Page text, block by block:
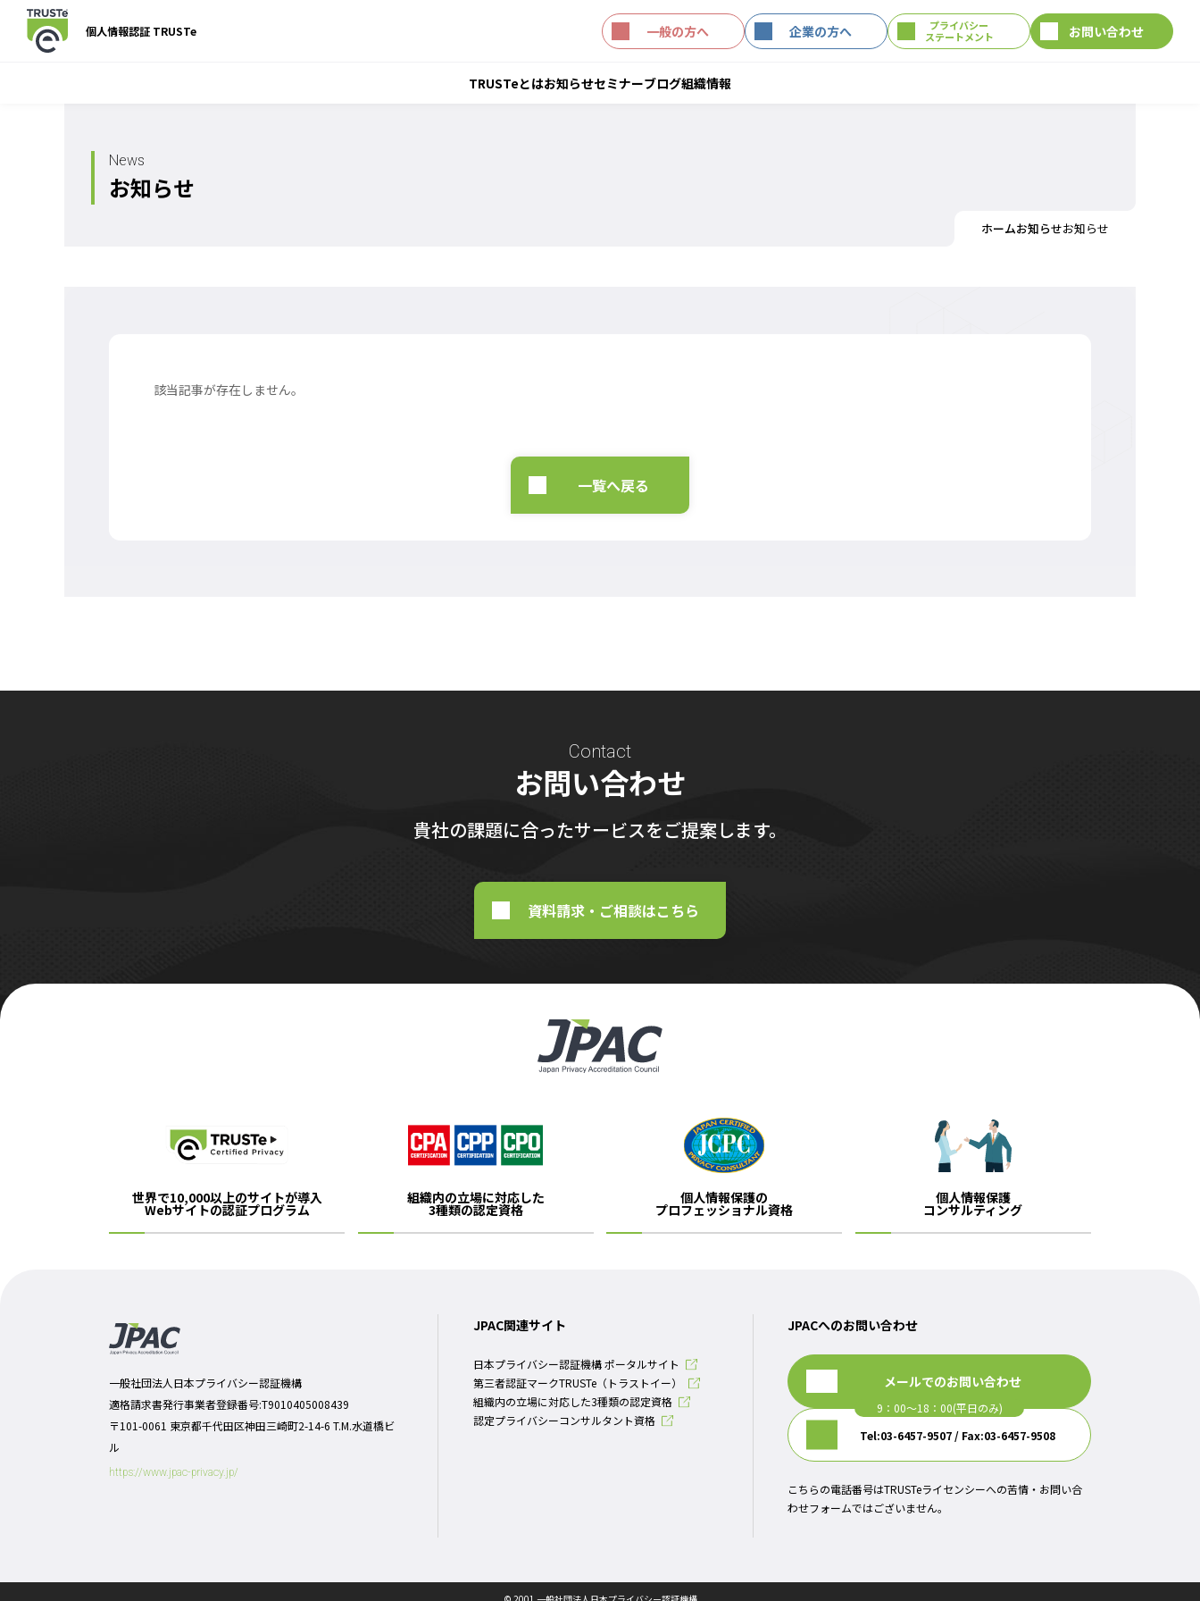
個人情報認証 TRUSTe 一般の方へ 企業の方へ
プライバシー
ステートメント
お問い合わせ
TRUSTeとはお知らせセミナーブログ組織情報
News
お知らせ
ホームお知らせお知らせ
該当記事が存在しません。
一覧へ戻る
Contact
お問い合わせ
貴社の課題に合ったサービスをご提案します。
資料請求・ご相談はこちら
世界で10,000以上のサイトが導入
Webサイトの認証プログラム
組織内の立場に対応した
3種類の認定資格
個人情報保護の
プロフェッショナル資格
個人情報保護
コンサルティング
一般社団法人日本プライバシー認証機構
適格請求書発行事業者登録番号:T9010405008439
〒101-0061 東京都千代田区神田三崎町2-14-6 T.M.水道橋ビ
ル
https://www.jpac-privacy.jp/
JPAC関連サイト
日本プライバシー認証機構 ポータルサイト
第三者認証マークTRUSTe（トラストイー）
組織内の立場に対応した3種類の認定資格
認定プライバシーコンサルタント資格
JPACへのお問い合わせ
メールでのお問い合わせ
Tel:03-6457-9507 / Fax:03-6457-9508
こちらの電話番号はTRUSTeライセンシーへの苦情・お問い合
わせフォームではございません。